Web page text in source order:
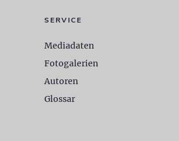
SERVICE
Mediadaten
Fotogalerien
Autoren
Glossar